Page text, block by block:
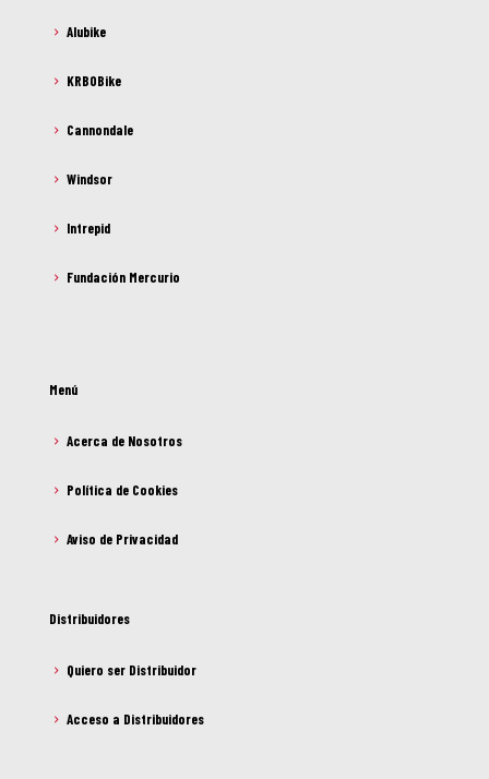
Alubike
KRBOBike
Cannondale
Windsor
Intrepid
Fundación Mercurio
Menú
Acerca de Nosotros
Política de Cookies
Aviso de Privacidad
Distribuidores
Quiero ser Distribuidor
Acceso a Distribuidores